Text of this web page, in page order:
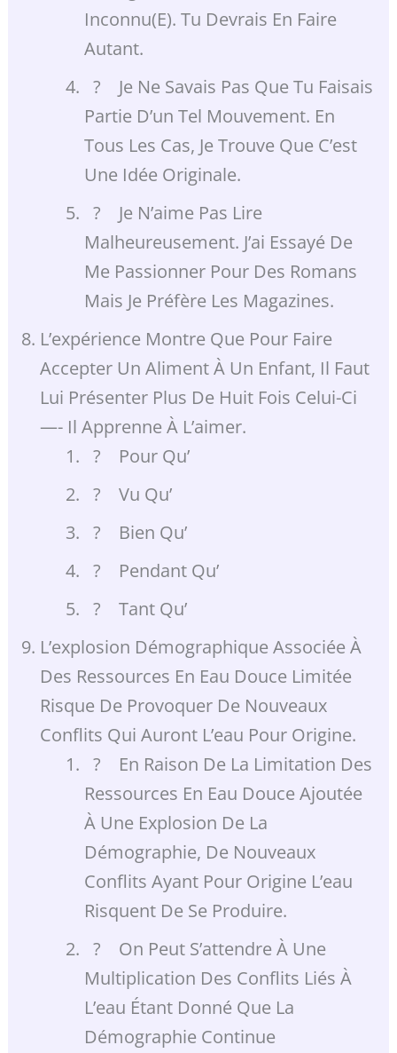
Inconnu(e). Tu Devrais En Faire
Autant.
? Je Ne Savais Pas Que Tu Faisais
Partie D’un Tel Mouvement. En
Tous Les Cas, Je Trouve Que C’est
Une Idée Originale.
? Je N’aime Pas Lire
Malheureusement. J’ai Essayé De
Me Passionner Pour Des Romans
Mais Je Préfère Les Magazines.
L’expérience Montre Que Pour Faire
Accepter Un Aliment À Un Enfant, Il Faut
Lui Présenter Plus De Huit Fois Celui-Ci
—- Il Apprenne À L’aimer.
? Pour Qu’
? Vu Qu’
? Bien Qu’
? Pendant Qu’
? Tant Qu’
L’explosion Démographique Associée À
Des Ressources En Eau Douce Limitée
Risque De Provoquer De Nouveaux
Conflits Qui Auront L’eau Pour Origine.
? En Raison De La Limitation Des
Ressources En Eau Douce Ajoutée
À Une Explosion De La
Démographie, De Nouveaux
Conflits Ayant Pour Origine L’eau
Risquent De Se Produire.
? On Peut S’attendre À Une
Multiplication Des Conflits Liés À
L’eau Étant Donné Que La
Démographie Continue